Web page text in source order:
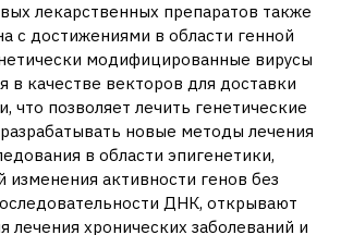
лекарственных препаратов также
с достижениями в области генной
модифицированные вирусы
в качестве векторов для доставки
что позволяет лечить генетические
новые методы лечения
в области эпигенетики,
изменения активности генов без
ДНК, открывают
лечения хронических заболеваний и